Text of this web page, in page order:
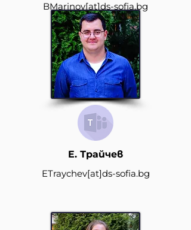
BMarinov[at]ds-sofia.bg
E. Трайчев
ETraychev[at]ds-sofia.bg